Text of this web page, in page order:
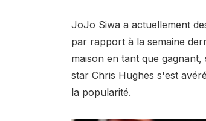
JoJo Siwa a actuellement
par rapport à la semaine
maison en tant que
star Chris Hughes s'est
la popularité.